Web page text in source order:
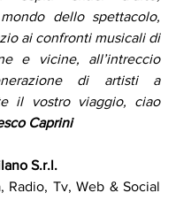
dello spettacolo,
ai confronti musicali di
e vicine, all’intreccio
di artisti a
il vostro viaggio, ciao
Caprini
S.r.l.
Radio, Tv, Web & Social